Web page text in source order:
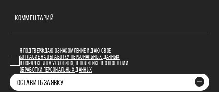
КОММЕНТАРИЙ
Я ПОДТВЕРЖДАЮ ОЗНАКОМЛЕНИЕ И ДАЮ СВОЕ
СОГЛАСИЕ НА ОБРАБОТКУ ПЕРСОНАЛЬНЫХ ДАННЫХ
В ПОРЯДКЕ И НА УСЛОВИЯХ, В
ПОЛИТИКЕ В ОТНОШЕНИИ
ОБРАБОТКИ ПЕРСОНАЛЬНЫХ ДАННЫХ
ОСТАВИТЬ ЗАЯВКУ